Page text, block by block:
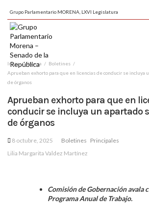
Grupo Parlamentario MORENA, LXVI Legislatura
Inicio Prensa
Boletines
Aprueban exhorto para que en licencias de conducir se incluya
de órganos
Aprueban exhorto para que en
conducir se incluya un apartado
de órganos
8 octubre, 2025 Boletines Principales
Lilia Margarita Valdez Martínez
Comisión de Gobernación avala
Programa Anual de Trabajo.